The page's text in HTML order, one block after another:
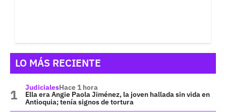
LO MÁS RECIENTE
JudicialesHace 1 hora
Ella era Angie Paola Jiménez, la joven hallada sin vida en
Antioquia; tenía signos de tortura